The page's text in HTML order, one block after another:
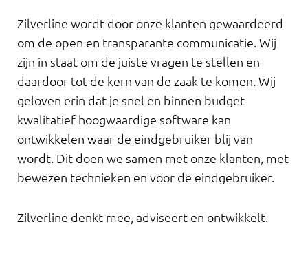
Zilverline wordt door onze klanten gewaardeerd
om de open en transparante communicatie. Wij
zijn in staat om de juiste vragen te stellen en
daardoor tot de kern van de zaak te komen. Wij
geloven erin dat je snel en binnen budget
kwalitatief hoogwaardige software kan
ontwikkelen waar de eindgebruiker blij van
wordt. Dit doen we samen met onze klanten, met
bewezen technieken en voor de eindgebruiker.
Zilverline denkt mee, adviseert en ontwikkelt.